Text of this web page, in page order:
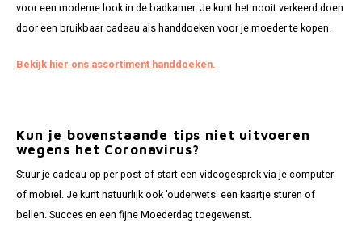
voor een moderne look in de badkamer. Je kunt het nooit verkeerd doen
door een bruikbaar cadeau als handdoeken voor je moeder te kopen.
Bekijk hier ons assortiment handdoeken.
Kun je bovenstaande tips niet uitvoeren
wegens het Coronavirus?
Stuur je cadeau op per post of start een videogesprek via je computer
of mobiel. Je kunt natuurlijk ook 'ouderwets' een kaartje sturen of
bellen. Succes en een fijne Moederdag toegewenst.